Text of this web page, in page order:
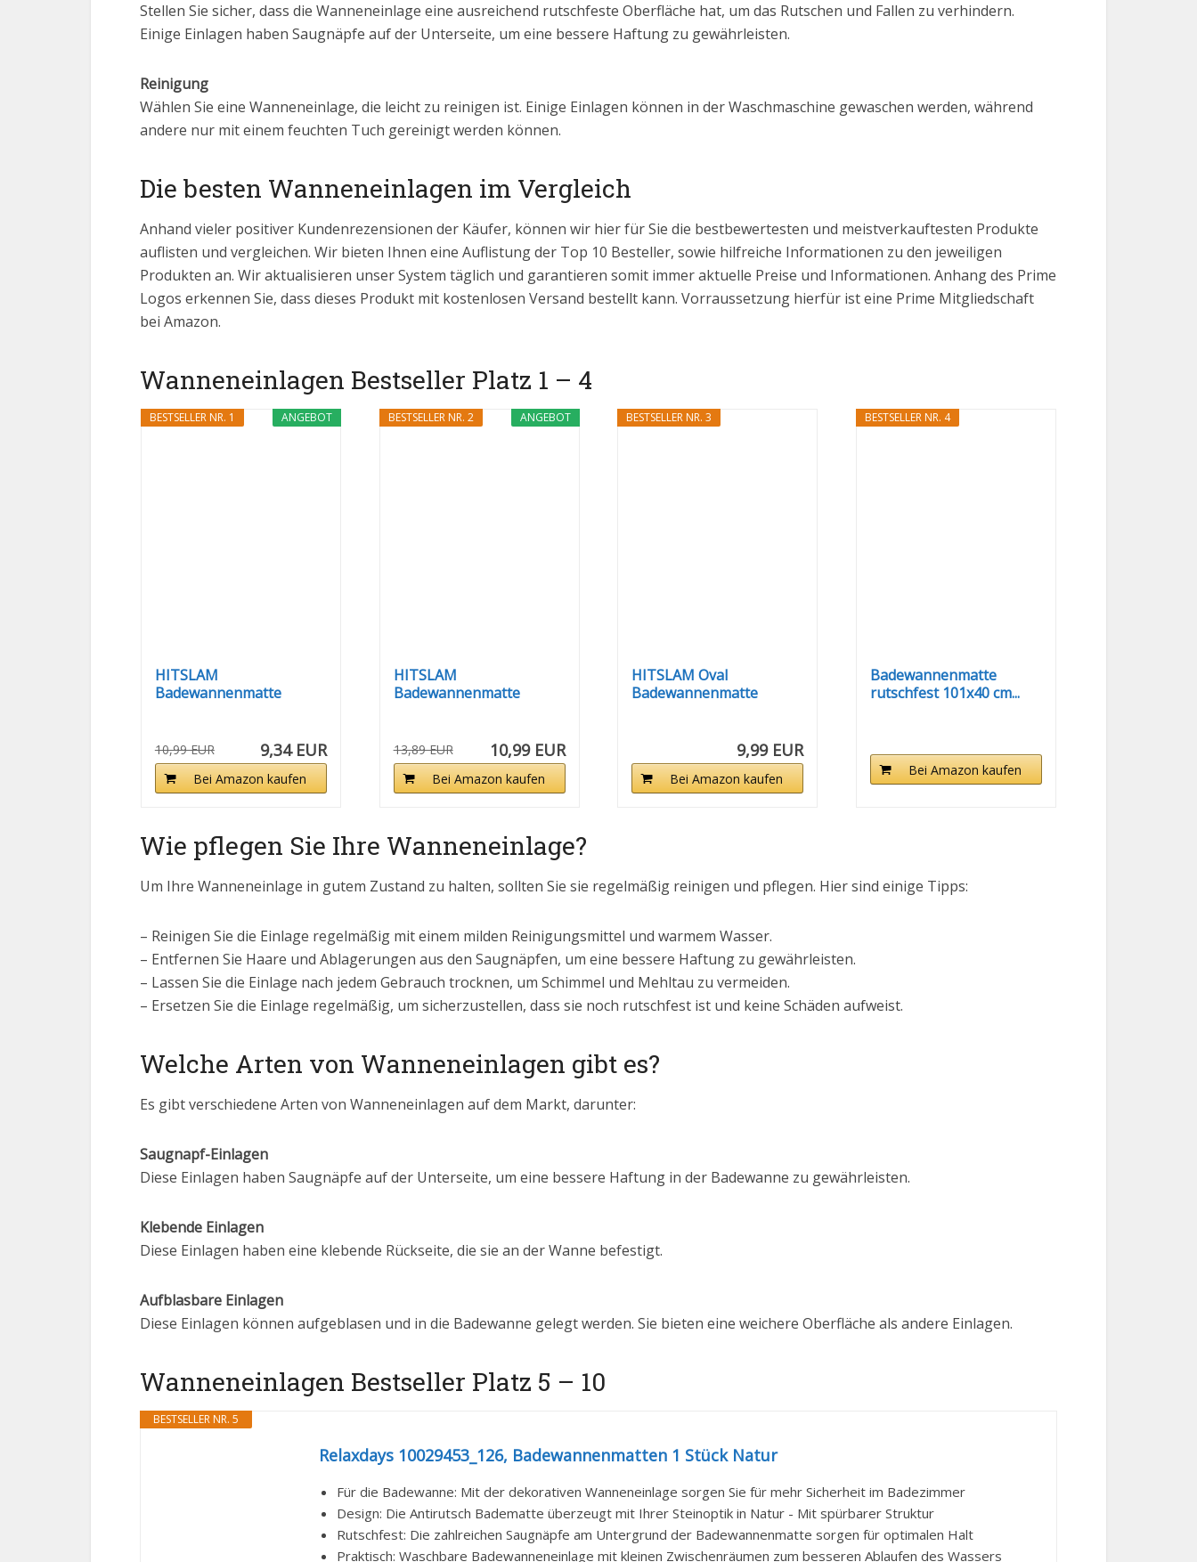
Stellen Sie sicher, dass die Wanneneinlage eine ausreichend rutschfeste Oberfläche hat, um das Rutschen und Fallen zu verhindern.
Einige Einlagen haben Saugnäpfe auf der Unterseite, um eine bessere Haftung zu gewährleisten.
Reinigung
Wählen Sie eine Wanneneinlage, die leicht zu reinigen ist. Einige Einlagen können in der Waschmaschine gewaschen werden, während
andere nur mit einem feuchten Tuch gereinigt werden können.
Die besten Wanneneinlagen im Vergleich
Anhand vieler positiver Kundenrezensionen der Käufer, können wir hier für Sie die bestbewertesten und meistverkauftesten Produkte
auflisten und vergleichen. Wir bieten Ihnen eine Auflistung der Top 10 Besteller, sowie hilfreiche Informationen zu den jeweiligen
Produkten an. Wir aktualisieren unser System täglich und garantieren somit immer aktuelle Preise und Informationen. Anhang des Prime
Logos erkennen Sie, dass dieses Produkt mit kostenlosen Versand bestellt kann. Vorraussetzung hierfür ist eine Prime Mitgliedschaft
bei Amazon.
Wanneneinlagen Bestseller Platz 1 – 4
ANGEBOT
BESTSELLER NR. 1
HITSLAM
Badewannenmatte
10,99 EUR 9,34 EUR
Bei Amazon kaufen
ANGEBOT
BESTSELLER NR. 2
HITSLAM
Badewannenmatte
13,89 EUR 10,99 EUR
Bei Amazon kaufen
BESTSELLER NR. 3
HITSLAM Oval
Badewannenmatte
9,99 EUR
Bei Amazon kaufen
BESTSELLER NR. 4
Badewannenmatte
rutschfest 101x40 cm...
Bei Amazon kaufen
Wie pflegen Sie Ihre Wanneneinlage?
Um Ihre Wanneneinlage in gutem Zustand zu halten, sollten Sie sie regelmäßig reinigen und pflegen. Hier sind einige Tipps:
– Reinigen Sie die Einlage regelmäßig mit einem milden Reinigungsmittel und warmem Wasser.
– Entfernen Sie Haare und Ablagerungen aus den Saugnäpfen, um eine bessere Haftung zu gewährleisten.
– Lassen Sie die Einlage nach jedem Gebrauch trocknen, um Schimmel und Mehltau zu vermeiden.
– Ersetzen Sie die Einlage regelmäßig, um sicherzustellen, dass sie noch rutschfest ist und keine Schäden aufweist.
Welche Arten von Wanneneinlagen gibt es?
Es gibt verschiedene Arten von Wanneneinlagen auf dem Markt, darunter:
Saugnapf-Einlagen
Diese Einlagen haben Saugnäpfe auf der Unterseite, um eine bessere Haftung in der Badewanne zu gewährleisten.
Klebende Einlagen
Diese Einlagen haben eine klebende Rückseite, die sie an der Wanne befestigt.
Aufblasbare Einlagen
Diese Einlagen können aufgeblasen und in die Badewanne gelegt werden. Sie bieten eine weichere Oberfläche als andere Einlagen.
Wanneneinlagen Bestseller Platz 5 – 10
BESTSELLER NR. 5
Relaxdays 10029453_126, Badewannenmatten 1 Stück Natur
Für die Badewanne: Mit der dekorativen Wanneneinlage sorgen Sie für mehr Sicherheit im Badezimmer
Design: Die Antirutsch Badematte überzeugt mit Ihrer Steinoptik in Natur - Mit spürbarer Struktur
Rutschfest: Die zahlreichen Saugnäpfe am Untergrund der Badewannenmatte sorgen für optimalen Halt
Praktisch: Waschbare Badewanneneinlage mit kleinen Zwischenräumen zum besseren Ablaufen des Wassers